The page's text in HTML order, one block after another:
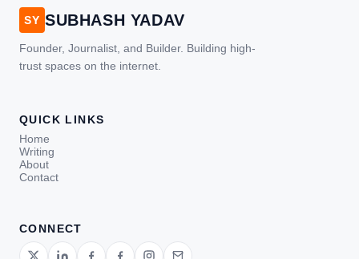
SY SUBHASH YADAV
Founder, Journalist, and Builder. Building high-
trust spaces on the internet.
QUICK LINKS
Home
Writing
About
Contact
CONNECT